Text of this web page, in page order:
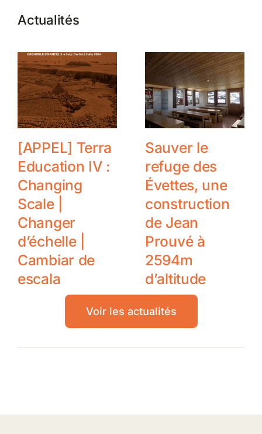
Actualités
[APPEL] Terra
Education IV :
Changing
Scale |
Changer
d’échelle |
Cambiar de
escala
Sauver le
refuge des
Évettes, une
construction
de Jean
Prouvé à
2594m
d’altitude
Voir les actualités